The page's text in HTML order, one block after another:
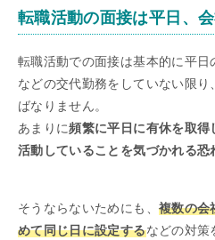
転職活動の面接は平日、
転職活動での面接は基本的に平
などの交代勤務をしていない限
ばなりません。
あまりに頻繁に平日に有休を取
活動していることを気づかれる恐
そうならないためにも、 複数の会
めて同じ日に設定するなどの対策